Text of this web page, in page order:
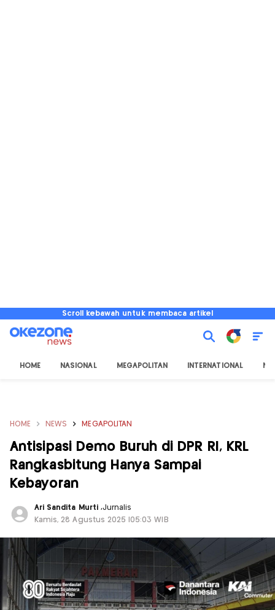
Scroll kebawah untuk membaca artikel
HOME NASIONAL MEGAPOLITAN INTERNATIONAL
HOME NEWS MEGAPOLITAN
Antisipasi Demo Buruh di DPR RI, KRL
Rangkasbitung Hanya Sampai
Kebayoran
Ari Sandita Murti ,Jurnalis
Kamis, 28 Agustus 2025 |05:03 WIB